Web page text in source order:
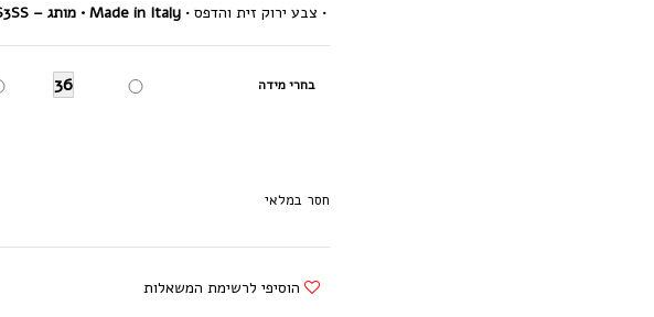
• צבע ירוק זית והדפס•
Made in Italy • מותג – S3SS
בחרי מידה 36
חסר במלאי
הוסיפי לרשימת המשאלות